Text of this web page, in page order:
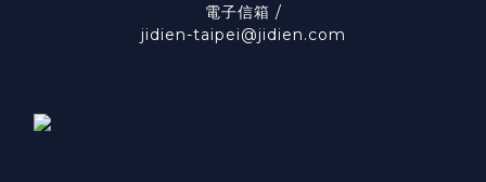
電子信箱 /
jidien-taipei@jidien.com